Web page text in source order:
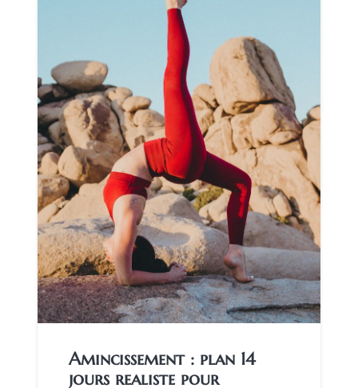
Amincissement : plan 14
jours realiste pour